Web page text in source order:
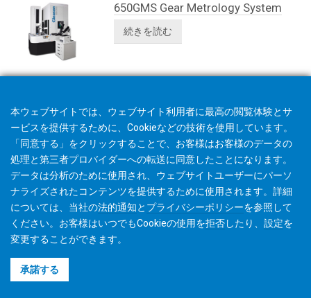
650GMS Gear Metrology System
続きを読む
利用規約
本ウェブサイトでは、ウェブサイト利用者に最高の閲覧体験とサ
ービスを提供するために、Cookieなどの技術を使用しています。
「同意する」をクリックすることで、お客様はお客様のデータの
処理と第三者プロバイダーへの転送に同意したことになります。
データは分析のために使用され、ウェブサイトユーザーにパーソ
ナライズされたコンテンツを提供するために使用されます。詳細
については、当社の法的通知と プライバシーポリシーを参照して
ください。お客様はいつでもCookieの使用を拒否したり、 設定を
変更することができます。
承諾する